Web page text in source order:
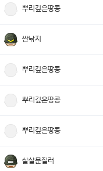
뿌리깊은땅콩
싼낚지
뿌리깊은땅콩
뿌리깊은땅콩
뿌리깊은땅콩
살살문질러